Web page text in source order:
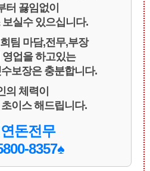
터 끓임없이
실수 있으십니다.
팀 마담,전무,부장
업을 하고있는
보장은 충분합니다.
의 체력이
이스 해드립니다.
돈전무
8357♠